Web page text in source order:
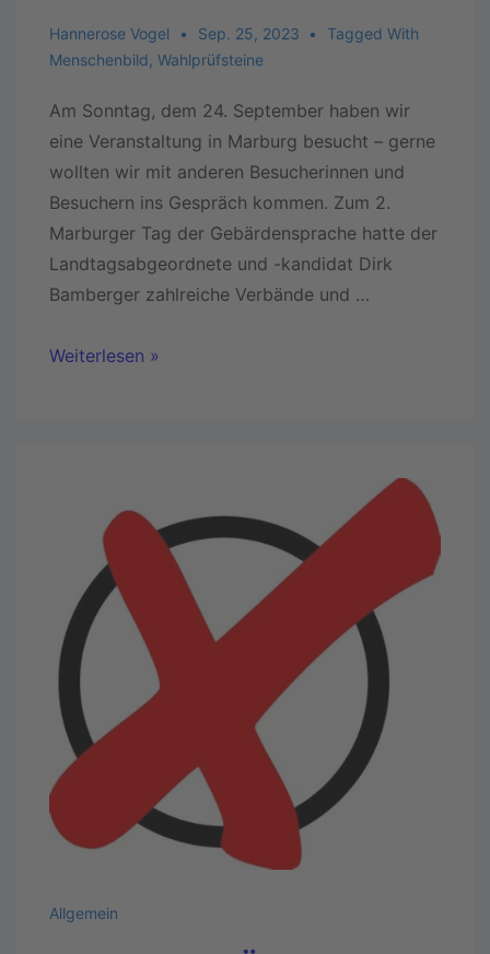
Hannerose Vogel Sep. 25, 2023
Tagged With
Menschenbild, Wahlprüfsteine
Am Sonntag, dem 24. September haben wir
eine Veranstaltung in Marburg besucht – gerne
wollten wir mit anderen Besucherinnen und
Besuchern ins Gespräch kommen. Zum 2.
Marburger Tag der Gebärdensprache hatte der
Landtagsabgeordnete und -kandidat Dirk
Bamberger zahlreiche Verbände und …
Weiterlesen »
Allgemein